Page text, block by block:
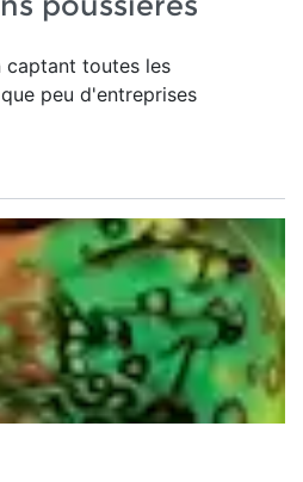
captant toutes les
peu d'entreprises